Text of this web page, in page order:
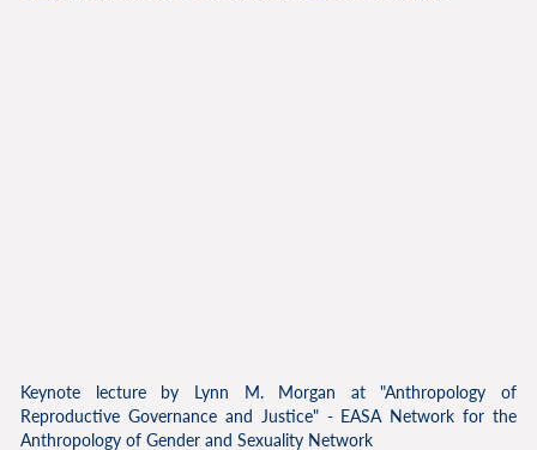
Keynote lecture by Lynn M. Morgan at "Anthropology of
Reproductive Governance and Justice" - EASA Network for the
Anthropology of Gender and Sexuality Network